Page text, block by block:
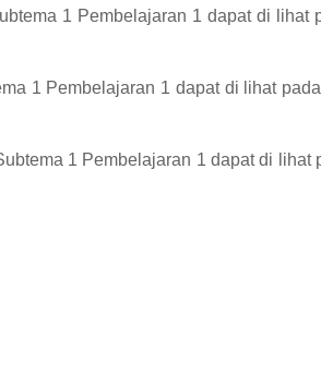
1 Pembelajaran 1 dapat di lihat
1 Pembelajaran 1 dapat di lihat
1 Pembelajaran 1dapat di lihat